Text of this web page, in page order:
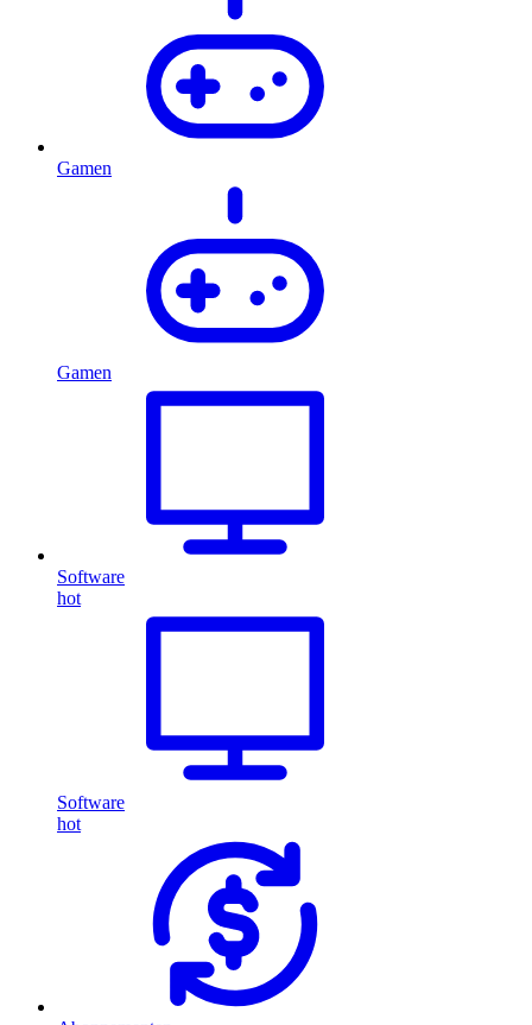
Gamen
Gamen
Software
hot
Software
hot